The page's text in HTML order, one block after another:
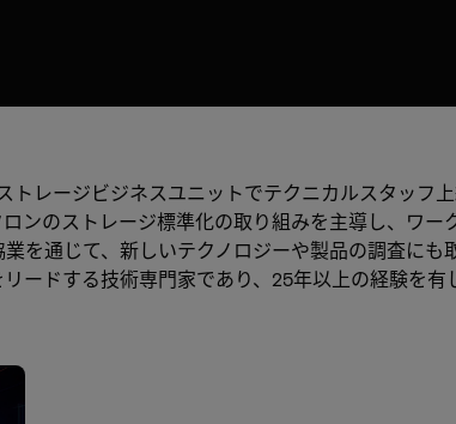
レージビジネスユニットでテクニカルスタッフ
ンのストレージ標準化の取り組みを主導し、ワ
を通じて、新しいテクノロジーや製品の調査に
ードする技術専門家であり、25年以上の経験を有